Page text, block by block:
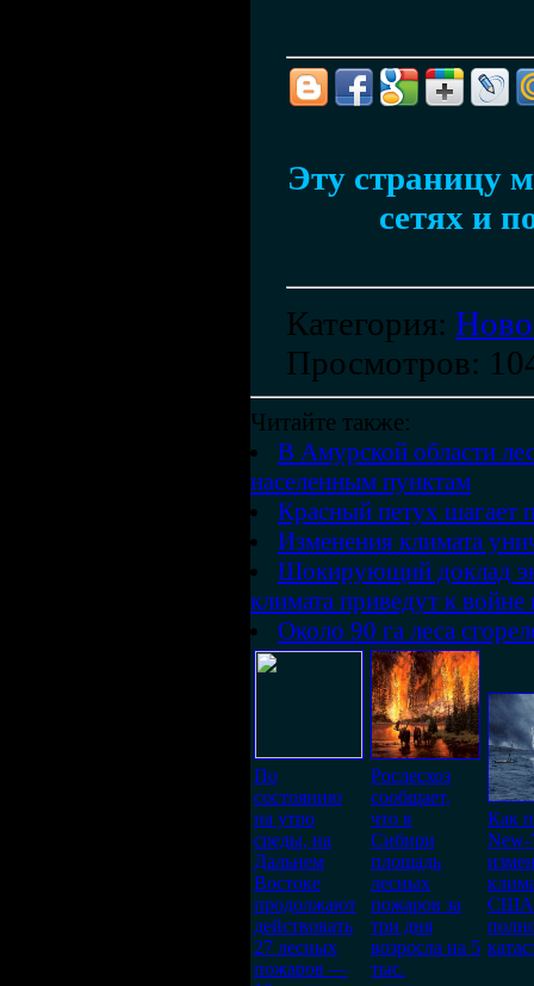
Эту страницу
сетях и
Категория:
Просмотров:
Читайте также:
В Амурской области
населенным пунктам
Красный петух шагает
Изменения климата
Шокирующий доклад
климата приведут к войне
Около 90 га леса
По
состоянию
на утро
среды, на
Дальнем
Востоке
продолжают
действовать
27 лесных
пожаров —
Рослесхоз
сообщает,
что в
Сибири
площадь
лесных
пожаров за
три дня
возросла на 5
тыс.
Как
New-
США